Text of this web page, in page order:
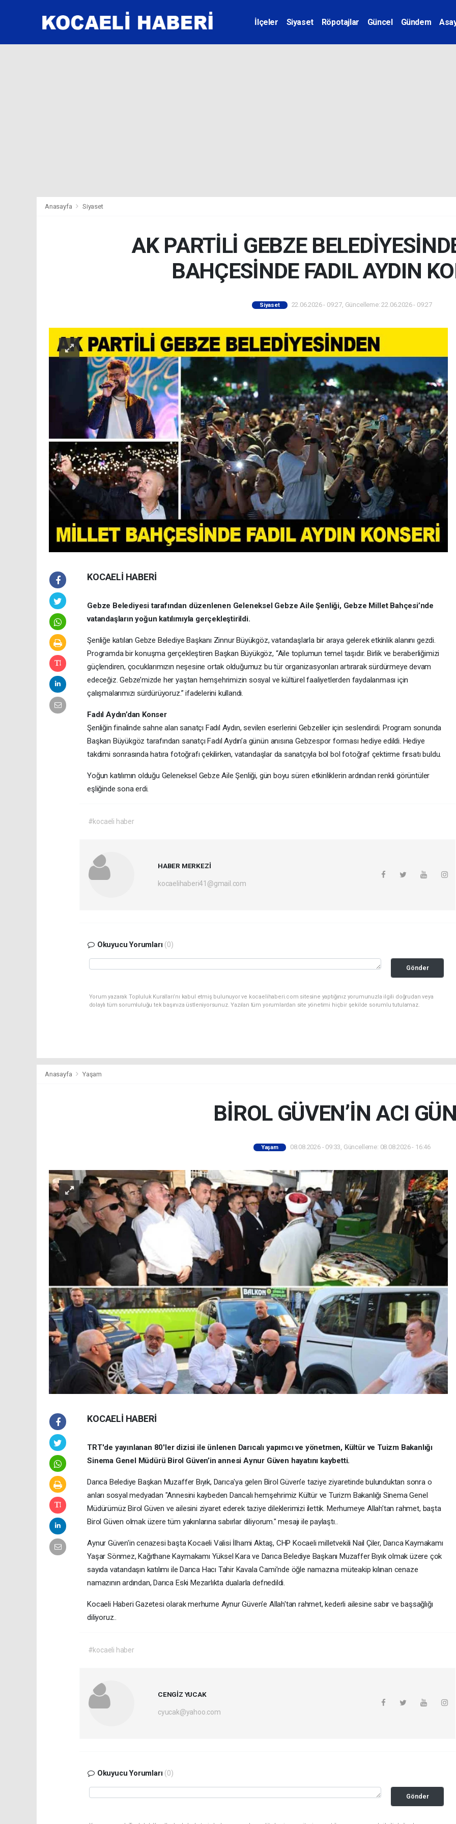
İlçeler Siyaset Röpotajlar Güncel Gündem
Anasayfa Siyaset
AK PARTİLİ GEBZE
BAHÇESİNDE FADIL AYDIN
Siyaset 22.06.2026 - 09:27, Güncelleme: 22.06.2026 - 09:27
KOCAELİ HABERİ
Gebze Belediyesi tarafından düzenlenen Geleneksel Gebze Aile Şenliği, Gebze Millet Bahçesi’nde
vatandaşların yoğun katılımıyla gerçekleştirildi.
Şenliğe katılan Gebze Belediye Başkanı Zinnur Büyükgöz, vatandaşlarla bir araya gelerek etkinlik alanını gezdi.
Programda bir konuşma gerçekleştiren Başkan Büyükgöz, “Aile toplumun temel taşıdır. Birlik ve beraberliğimizi
güçlendiren, çocuklarımızın neşesine ortak olduğumuz bu tür organizasyonları artırarak sürdürmeye devam
edeceğiz. Gebze’mizde her yaştan hemşehrimizin sosyal ve kültürel faaliyetlerden faydalanması için
çalışmalarımızı sürdürüyoruz.” ifadelerini kullandı.
Fadıl Aydın’dan Konser
Şenliğin finalinde sahne alan sanatçı Fadıl Aydın, sevilen eserlerini Gebzeliler için seslendirdi. Program sonunda
Başkan Büyükgöz tarafından sanatçı Fadıl Aydın’a günün anısına Gebzespor forması hediye edildi. Hediye
takdimi sonrasında hatıra fotoğrafı çekilirken, vatandaşlar da sanatçıyla bol bol fotoğraf çektirme fırsatı buldu.
Yoğun katılımın olduğu Geleneksel Gebze Aile Şenliği, gün boyu süren etkinliklerin ardından renkli görüntüler
eşliğinde sona erdi.
#kocaeli haber
HABER MERKEZİ
kocaelihaberi41@gmail.com
Okuyucu Yorumları (0)
Gönder
Yorum yazarak Topluluk Kuralları’nı kabul etmiş bulunuyor ve kocaelihaberi.com sitesine yaptığınız yorumunuzla ilgili doğrudan veya
dolaylı tüm sorumluluğu tek başınıza üstleniyorsunuz. Yazılan tüm yorumlardan site yönetimi hiçbir şekilde sorumlu tutulamaz.
Anasayfa Yaşam
BİROL GÜVEN’İN ACI
Yaşam 08.08.2026 - 09:33, Güncelleme: 08.08.2026 - 16:46
KOCAELİ HABERİ
TRT'de yayınlanan 80'ler dizisi ile ünlenen Darıcalı yapımcı ve yönetmen, Kültür ve Tuizm Bakanlığı
Sinema Genel Müdürü Birol Güven’in annesi Aynur Güven hayatını kaybetti.
Darıca Belediye Başkan Muzaffer Bıyık, Darıca'ya gelen Birol Güven'e taziye ziyaretinde bulunduktan sonra o
anları sosyal medyadan "Annesini kaybeden Darıcalı hemşehrimiz Kültür ve Turizm Bakanlığı Sinema Genel
Müdürümüz Birol Güven ve ailesini ziyaret ederek taziye dileklerimizi ilettik. Merhumeye Allah’tan rahmet, başta
Birol Güven olmak üzere tüm yakınlarına sabırlar diliyorum." mesajı ile paylaştı..
Aynur Güven'in cenazesi başta Kocaeli Valisi İlhami Aktaş, CHP Kocaeli milletvekili Nail Çiler, Darıca Kaymakamı
Yaşar Sönmez, Kağıthane Kaymakamı Yüksel Kara ve Darıca Belediye Başkanı Muzaffer Bıyık olmak üzere çok
sayıda vatandaşın katılımı ile Darıca Hacı Tahir Kavala Cami’nde öğle namazına müteakip kılınan cenaze
namazının ardından, Darıca Eski Mezarlıkta dualarla defnedildi.
Kocaeli Haberi Gazetesi olarak merhume Aynur Güven'e Allah'tan rahmet, kederli ailesine sabır ve başsağlığı
diliyoruz..
#kocaeli haber
CENGİZ YUCAK
cyucak@yahoo.com
Okuyucu Yorumları (0)
Gönder